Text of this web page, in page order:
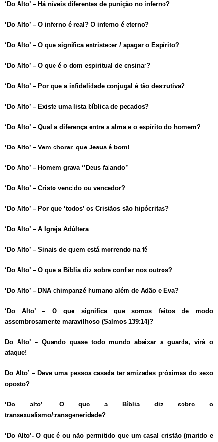
‘Do Alto’ – Há níveis diferentes de punição no inferno?
‘Do Alto’ – O inferno é real? O inferno é eterno?
‘Do Alto’ – O que significa entristecer / apagar o Espírito?
‘Do Alto’ – O que é o dom espiritual de ensinar?
‘Do Alto’ – Por que a infidelidade conjugal é tão destrutiva?
‘Do Alto’ – Existe uma lista bíblica de pecados?
‘Do Alto’ – Qual a diferença entre a alma e o espírito do homem?
‘Do Alto’ – Vem chorar, que Jesus é bom!
‘Do Alto’ – Homem grava ‘’Deus falando”
‘Do Alto’ – Cristo vencido ou vencedor?
‘Do Alto’ – Por que ‘todos’ os Cristãos são hipócritas?
‘Do Alto’ – A Igreja Adúltera
‘Do Alto’ – Sinais de quem está morrendo na fé
‘Do Alto’ – O que a Bíblia diz sobre confiar nos outros?
‘Do Alto’ – DNA chimpanzé humano além de Adão e Eva?
‘Do Alto’ – O que significa que somos feitos de modo
assombrosamente maravilhoso (Salmos 139:14)?
Do Alto’ – Quando quase todo mundo abaixar a guarda, virá o
ataque!
Do Alto’ – Deve uma pessoa casada ter amizades próximas do sexo
oposto?
‘Do alto’- O que a Bíblia diz sobre o
transexualismo/transgeneridade?
‘Do Alto’- O que é ou não permitido que um casal cristão (marido e